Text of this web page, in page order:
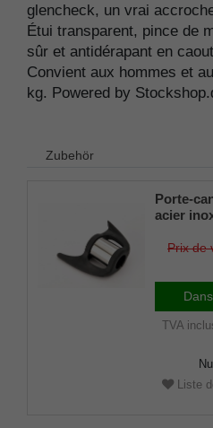
glencheck, un vrai
Étui transparent, pince de
sûr et antidérapant en
Convient aux hommes et
kg. Powered by
Zubehör
Porte-
acier
22mm),
Prix de
TVA
Liste